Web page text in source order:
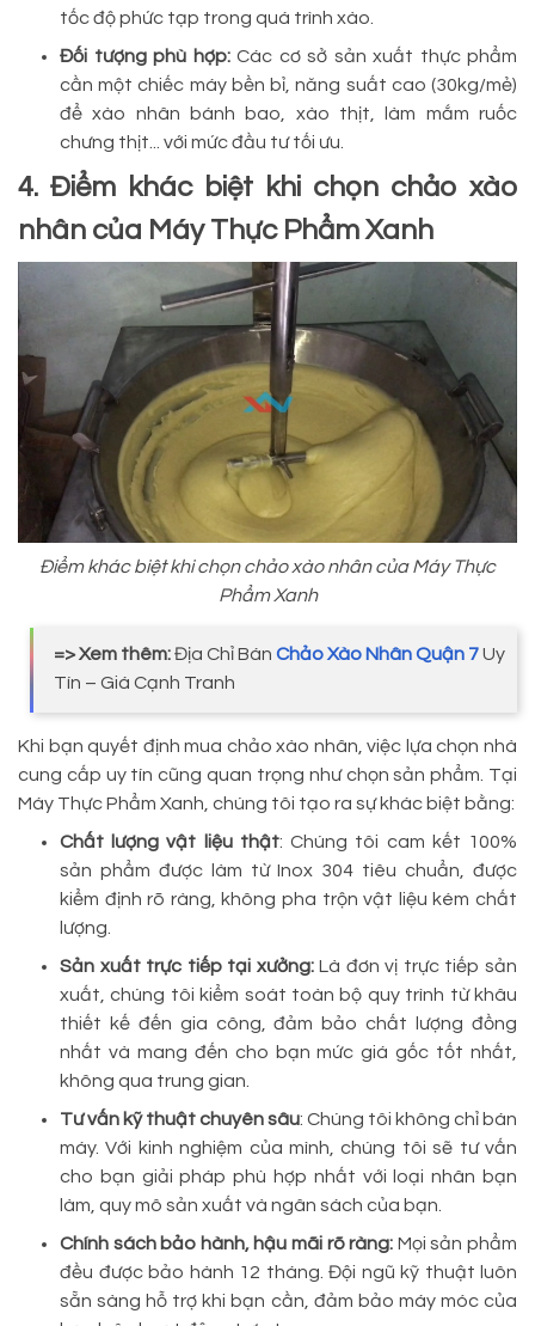
tốc độ phức tạp trong quá trình xào.
Đối tượng phù hợp: Các cơ sở sản xuất thực phẩm
cần một chiếc máy bền bỉ, năng suất cao (30kg/mẻ)
để xào nhân bánh bao, xào thịt, làm mắm ruốc
chưng thịt... với mức đầu tư tối ưu.
4. Điểm khác biệt khi chọn chảo xào
nhân của Máy Thực Phẩm Xanh
Điểm khác biệt khi chọn chảo xào nhân của Máy Thực
Phẩm Xanh
=> Xem thêm:Địa Chỉ Bán Chảo Xào Nhân Quận 7Uy
Tín – Giá Cạnh Tranh
Khi bạn quyết định mua chảo xào nhân, việc lựa chọn nhà
cung cấp uy tín cũng quan trọng như chọn sản phẩm. Tại
Máy Thực Phẩm Xanh, chúng tôi tạo ra sự khác biệt bằng:
Chất lượng vật liệu thật: Chúng tôi cam kết 100%
sản phẩm được làm từ Inox 304 tiêu chuẩn, được
kiểm định rõ ràng, không pha trộn vật liệu kém chất
lượng.
Sản xuất trực tiếp tại xưởng:Là đơn vị trực tiếp sản
xuất, chúng tôi kiểm soát toàn bộ quy trình từ khâu
thiết kế đến gia công, đảm bảo chất lượng đồng
nhất và mang đến cho bạn mức giá gốc tốt nhất,
không qua trung gian.
Tư vấn kỹ thuật chuyên sâu: Chúng tôi không chỉ bán
máy. Với kinh nghiệm của mình, chúng tôi sẽ tư vấn
cho bạn giải pháp phù hợp nhất với loại nhân bạn
làm, quy mô sản xuất và ngân sách của bạn.
Chính sách bảo hành, hậu mãi rõ ràng: Mọi sản phẩm
đều được bảo hành 12 tháng. Đội ngũ kỹ thuật luôn
sẵn sàng hỗ trợ khi bạn cần, đảm bảo máy móc của